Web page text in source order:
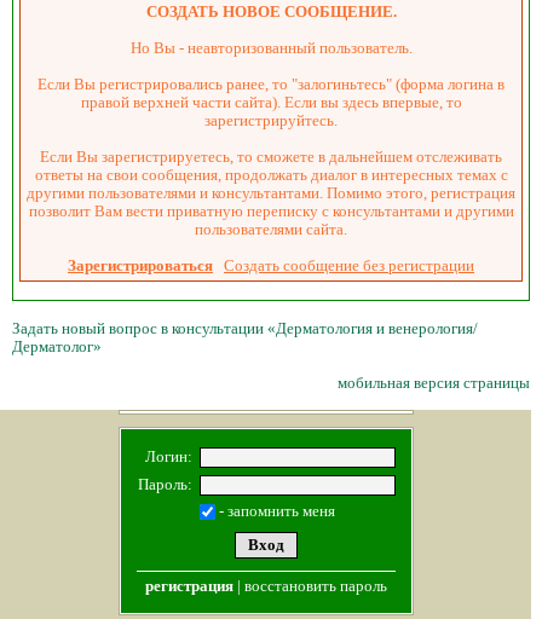
СОЗДАТЬ НОВОЕ СООБЩЕНИЕ.
Но Вы - неавторизованный пользователь.
Если Вы регистрировались ранее, то "залогиньтесь" (форма логина в
правой верхней части сайта). Если вы здесь впервые, то
зарегистрируйтесь.
Если Вы зарегистрируетесь, то сможете в дальнейшем отслеживать
ответы на свои сообщения, продолжать диалог в интересных темах с
другими пользователями и консультантами. Помимо этого, регистрация
позволит Вам вести приватную переписку с консультантами и другими
пользователями сайта.
Зарегистрироваться Создать сообщение без регистрации
Задать новый вопрос в консультации «Дерматология и венерология/
Дерматолог»
мобильная версия страницы
Логин:
Пароль:
- запомнить меня
регистрация| восстановить пароль